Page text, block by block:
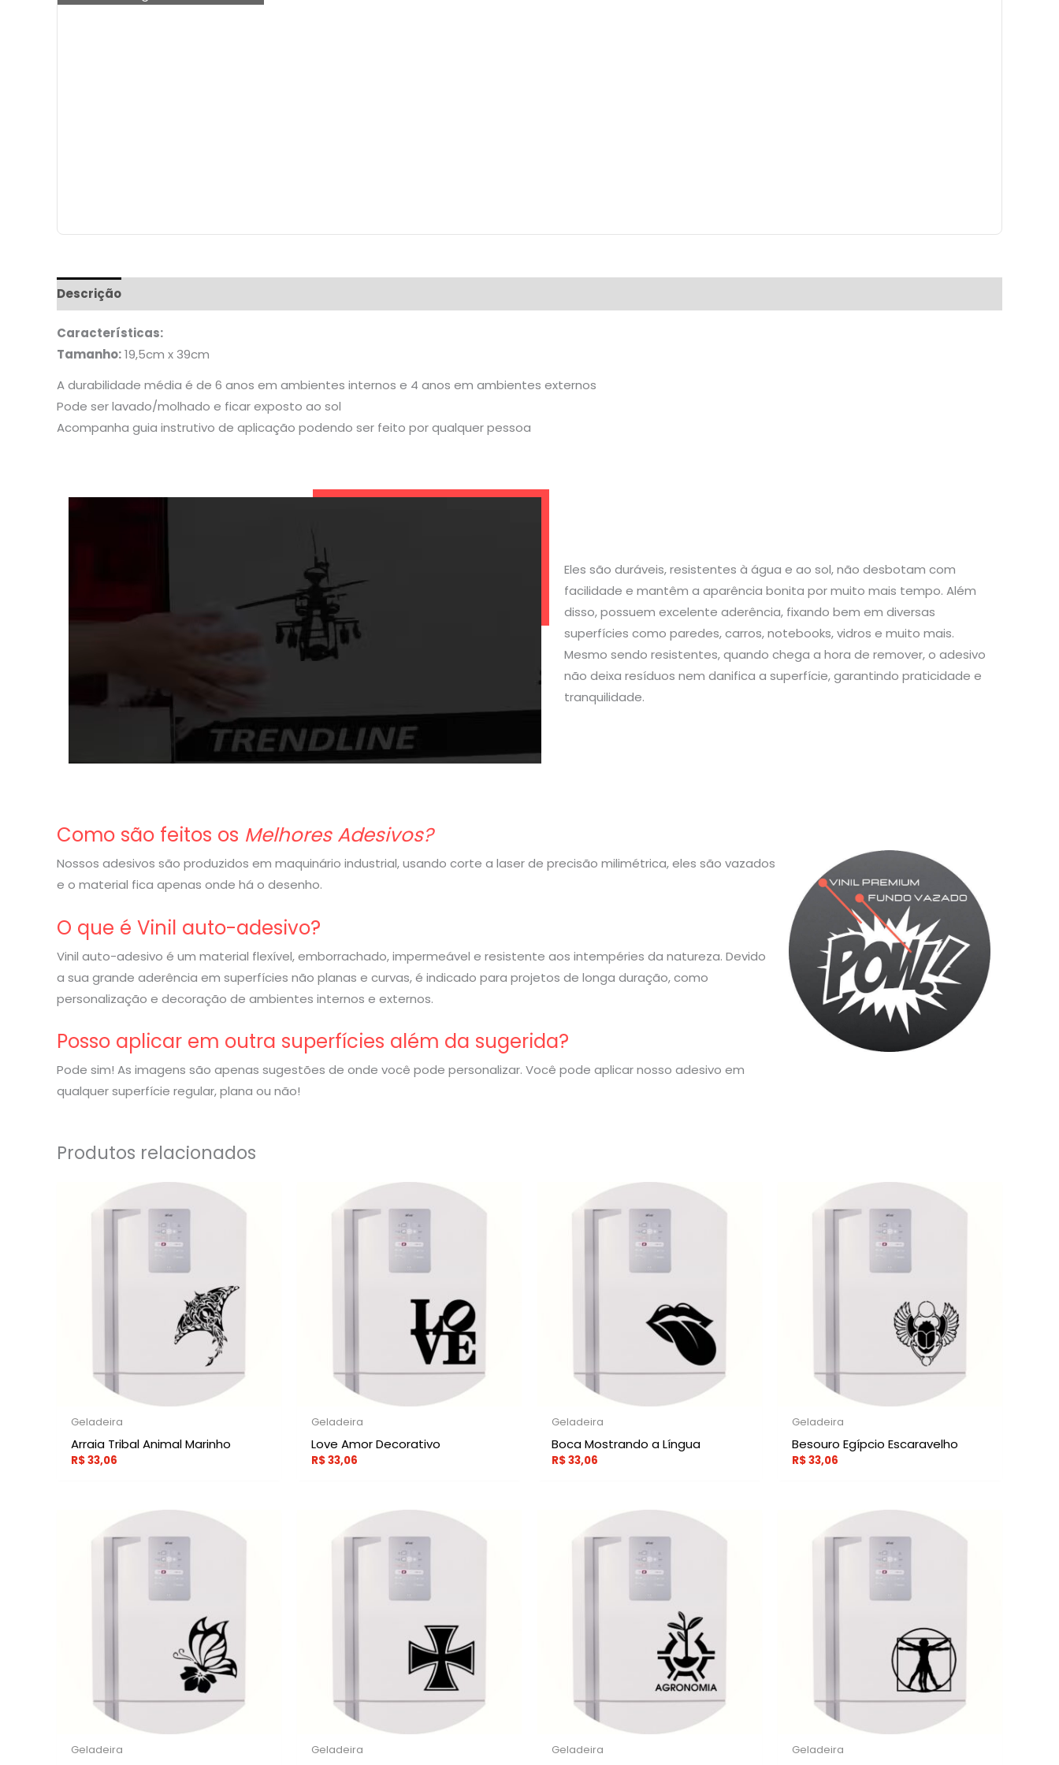
Descrição
Características:
Tamanho:19,5cm x 39cm
A durabilidade média é de 6 anos em ambientes internos e 4 anos em ambientes externos
Pode ser lavado/molhado e ficar exposto ao sol
Acompanha guia instrutivo de aplicação podendo ser feito por qualquer pessoa
Eles são duráveis, resistentes à água e ao sol, não desbotam com
facilidade e mantêm a aparência bonita por muito mais tempo. Além
disso, possuem excelente aderência, fixando bem em diversas
superfícies como paredes, carros, notebooks, vidros e muito mais.
Mesmo sendo resistentes, quando chega a hora de remover, o adesivo
não deixa resíduos nem danifica a superfície, garantindo praticidade e
tranquilidade.
Como são feitos os Melhores Adesivos?
Nossos adesivos são produzidos em maquinário industrial, usando corte a laser de precisão milimétrica, eles são vazados
e o material fica apenas onde há o desenho.
O que é Vinil auto-adesivo?
Vinil auto-adesivo é um material flexível, emborrachado, impermeável e resistente aos intempéries da natureza. Devido
a sua grande aderência em superfícies não planas e curvas, é indicado para projetos de longa duração, como
personalização e decoração de ambientes internos e externos.
Posso aplicar em outra superfícies além da sugerida?
Pode sim! As imagens são apenas sugestões de onde você pode personalizar. Você pode aplicar nosso adesivo em
qualquer superfície regular, plana ou não!
Produtos relacionados
Geladeira
Arraia Tribal Animal Marinho
R$33,06
Geladeira
Love Amor Decorativo
R$33,06
Geladeira
Boca Mostrando a Língua
R$33,06
Geladeira
Besouro Egípcio Escaravelho
R$33,06
Geladeira Geladeira Geladeira Geladeira